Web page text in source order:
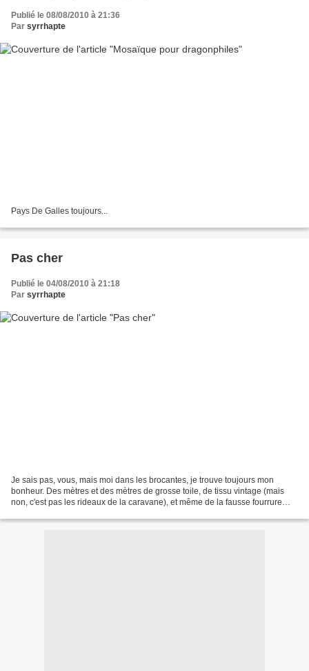
Publié le 08/08/2010 à 21:36
Par syrrhapte
Pays De Galles toujours...
Pas cher
Publié le 04/08/2010 à 21:18
Par syrrhapte
Je sais pas, vous, mais moi dans les brocantes, je trouve toujours mon
bonheur. Des mètres et des mètres de grosse toile, de tissu vintage (mais
non, c'est pas les rideaux de la caravane), et même de la fausse fourrure